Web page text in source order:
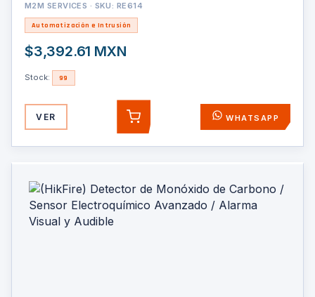
M2M SERVICES · SKU: RE614
Automatización e Intrusión
$3,392.61 MXN
Stock: 99
VER AGREGAR WHATSAPP